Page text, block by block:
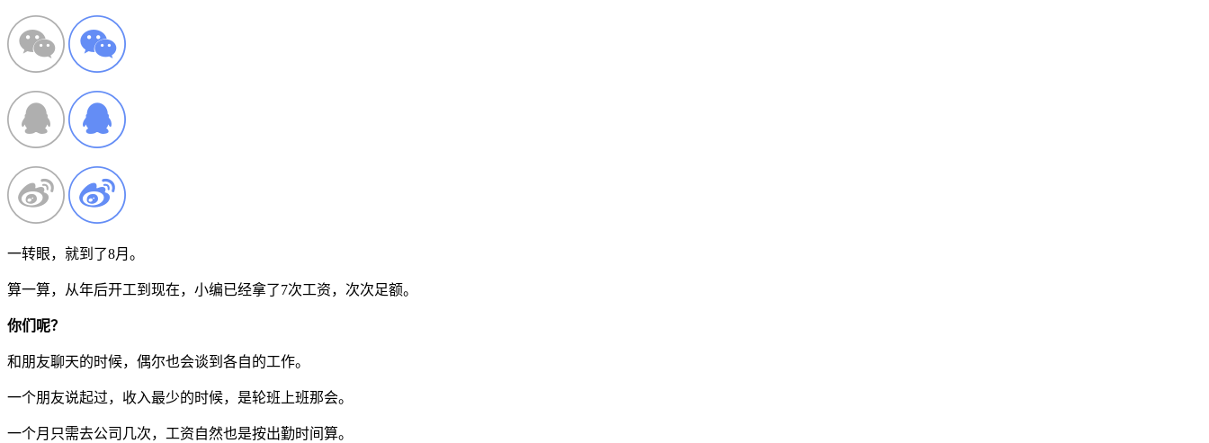
一转眼，就到了8月。
算一算，从年后开工到现在，小编已经拿了7次工资，次次足额。
你们呢？
和朋友聊天的时候，偶尔也会谈到各自的工作。
一个朋友说起过，收入最少的时候，是轮班上班那会。
一个月只需去公司几次，工资自然也是按出勤时间算。